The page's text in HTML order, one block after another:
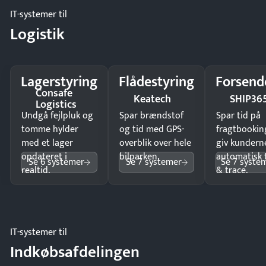
IT-systemer til
Logistik
Lagerstyring
Consafe
Logistics
Undgå fejlpluk og
tomme hylder
med et lager
opdateret i
realtid.
Se 6 systemer
Flådestyring
Keatech
Spar brændstof
og tid med GPS-
overblik over hele
bilparken.
Se 7 systemer
Spar tid på
giv
automatisk
& trace.
Se 7
IT-systemer til
Indkøbsafdelingen